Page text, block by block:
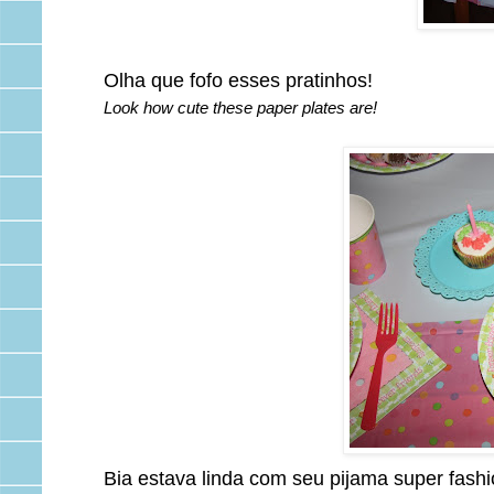
Olha que fofo esses pratinhos!
Look how cute these paper plates are!
Bia estava linda com seu pijama super